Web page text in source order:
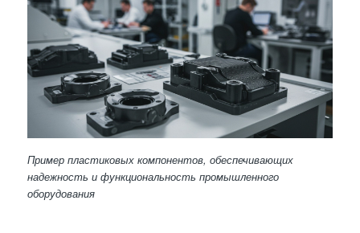
Пример пластиковых компонентов, обеспечивающих
надежность и функциональность промышленного
оборудования